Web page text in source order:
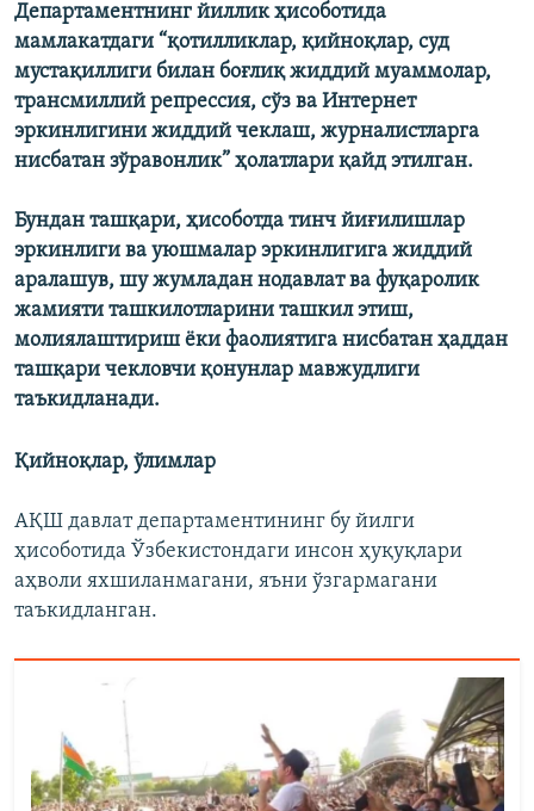
Департаментнинг йиллик ҳисоботида
мамлакатдаги “қотилликлар, қийноқлар, суд
мустақиллиги билан боғлиқ жиддий муаммолар,
трансмиллий репрессия, сўз ва Интернет
эркинлигини жиддий чеклаш, журналистларга
нисбатан зўравонлик” ҳолатлари қайд этилган.
Бундан ташқари, ҳисоботда тинч йиғилишлар
эркинлиги ва уюшмалар эркинлигига жиддий
аралашув, шу жумладан нодавлат ва фуқаролик
жамияти ташкилотларини ташкил этиш,
молиялаштириш ёки фаолиятига нисбатан ҳаддан
ташқари чекловчи қонунлар мавжудлиги
таъкидланади.
Қийноқлар, ўлимлар
АҚШ давлат департаментининг бу йилги
ҳисоботида Ўзбекистондаги инсон ҳуқуқлари
аҳволи яхшиланмагани, яъни ўзгармагани
таъкидланган.